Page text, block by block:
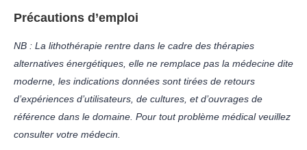
Précautions d’emploi
NB : La lithothérapie rentre dans le cadre des thérapies
alternatives énergétiques, elle ne remplace pas la médecine dite
moderne, les indications données sont tirées de retours
d’expériences d’utilisateurs, de cultures, et d’ouvrages de
référence dans le domaine. Pour tout problème médical veuillez
consulter votre médecin.